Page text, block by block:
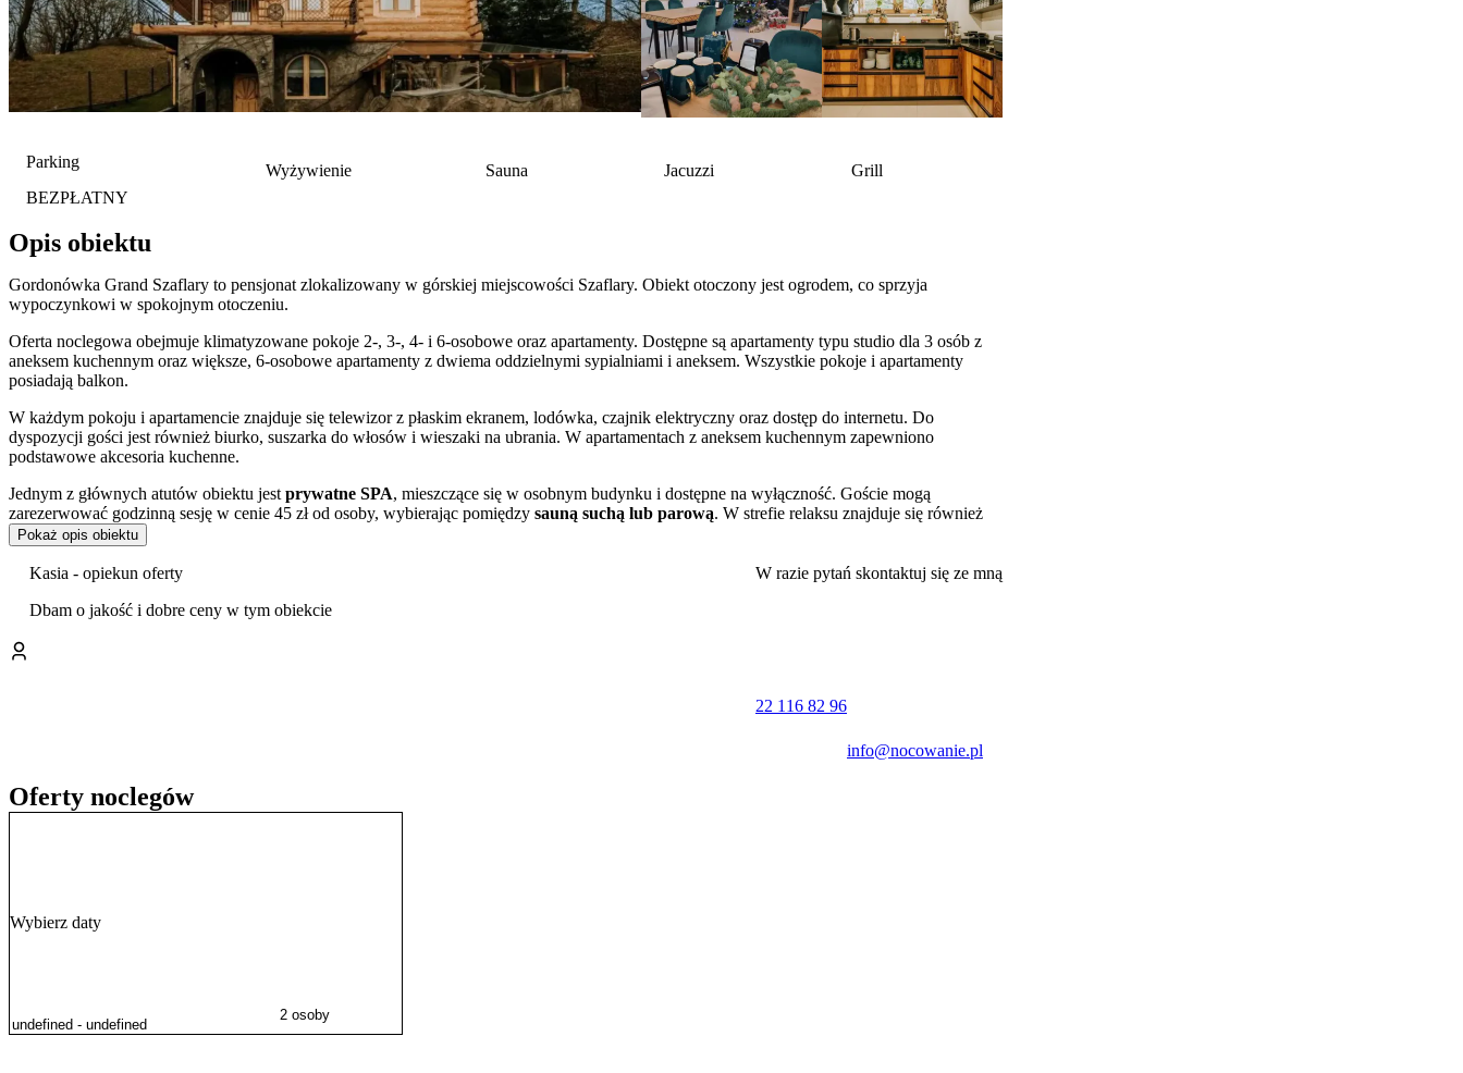
Parking
BEZPŁATNY
Wyżywienie Sauna Jacuzzi Grill
Opis obiektu
Gordonówka Grand Szaflary to pensjonat zlokalizowany w górskiej miejscowości Szaflary. Obiekt otoczony jest ogrodem, co sprzyja
wypoczynkowi w spokojnym otoczeniu.
Oferta noclegowa obejmuje klimatyzowane pokoje 2-, 3-, 4- i 6-osobowe oraz apartamenty. Dostępne są apartamenty typu studio dla 3 osób z
aneksem kuchennym oraz większe, 6-osobowe apartamenty z dwiema oddzielnymi sypialniami i aneksem. Wszystkie pokoje i apartamenty
posiadają balkon.
W każdym pokoju i apartamencie znajduje się telewizor z płaskim ekranem, lodówka, czajnik elektryczny oraz dostęp do internetu. Do
dyspozycji gości jest również biurko, suszarka do włosów i wieszaki na ubrania. W apartamentach z aneksem kuchennym zapewniono
podstawowe akcesoria kuchenne.
Jednym z głównych atutów obiektu jest prywatne SPA, mieszczące się w osobnym budynku i dostępne na wyłączność. Goście mogą
zarezerwować godzinną sesję w cenie 45 zł od osoby, wybierając pomiędzy sauną suchą lub parową. W strefie relaksu znajduje się również
jacuzzi . Rezerwacji należy dokonać z wyprzedzeniem, wskazując preferowany rodzaj sauny.
Na terenie posesji przygotowano miejsce do grillowania. Goście mogą korzystać z ogrodu oraz pozostawić samochód nabezpłatnym
termalnych – Termy Szaflary oraz Gorący Potok. Goście obiektu otrzymują
również odwiedzić rezerwat przyrody Skała Rogoźnicka, a zimą skorzystać z wyciągu narciarskiego w Bańskiej Wyżnej.
Obiekt jest wysoko oceniany przez gości, którzy w swoich opiniach chwalą w szczególności czystość, obsługę oraz stosunek jakości do ceny.
Pokaż opis obiektu
Kasia - opiekun oferty
Dbam o jakość i dobre ceny w tym obiekcie
W razie pytań skontaktuj się ze mną
22 116 82 96
info@nocowanie.pl
Oferty noclegów
Wybierz daty
2 osoby